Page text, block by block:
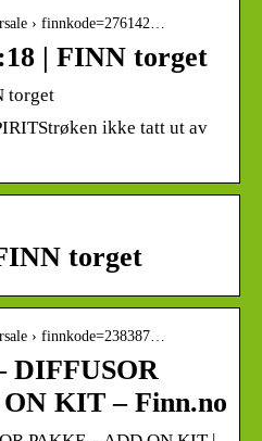
› finnkode=276142…
| FINN torget
torget
ikke tatt ut av
torget
› finnkode=238387…
DIFFUSOR
KIT – Finn.no